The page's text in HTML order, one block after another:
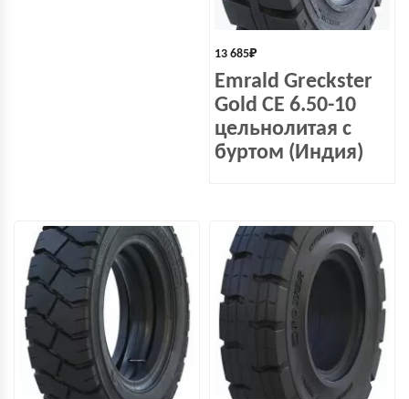
13 685₽
Emrald Greckster
Gold СЕ 6.50-10
цельнолитая с
буртом (Индия)